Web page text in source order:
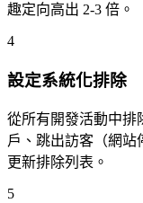
趣定向高出 2-3 倍。
4
設定系統化排除
從所有開發活動中排
戶、跳出訪客（網站
更新排除列表。
5